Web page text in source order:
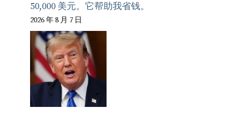
50,000 美元。它帮助我省钱。
2026 年 8 月 7 日